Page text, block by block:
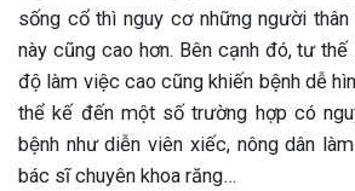
sống cổ thì nguy cơ những người
này cũng cao hơn. Bên cạnh đó, tư
độ làm việc cao cũng khiến bệnh dễ
thể kế đến một số trường hợp có
bệnh như diễn viên xiếc, nông dân
bác sĩ chuyên khoa răng…